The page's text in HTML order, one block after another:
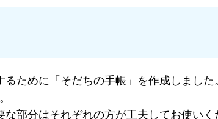
ために「そだちの手帳」を作成しまし
部分はそれぞれの方が工夫してお使いく